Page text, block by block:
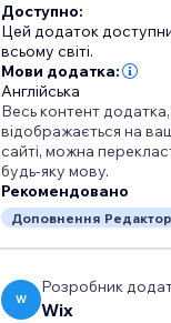
Доступно:
Цей додаток
всьому світі.
Мови додатка:
Англійська
Весь контент
відображається на
сайті, можна
будь-яку мову.
Рекомендовано
Доповнення
W
Розробник
Wix